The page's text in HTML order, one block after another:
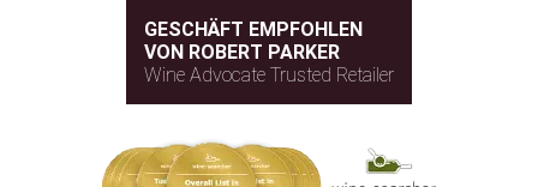
GESCHÄFT EMPFOHLEN
VON ROBERT PARKER
Wine Advocate Trusted Retailer